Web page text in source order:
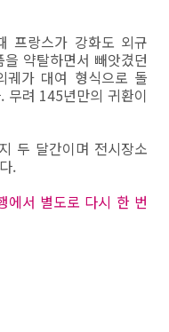
프랑스가 강화도 외규
을 약탈하면서 빼앗겼던
궤가 대여 형식으로 돌
무려 145년만의 귀환이
두 달간이며 전시장소
.
에서 별도로 다시 한 번